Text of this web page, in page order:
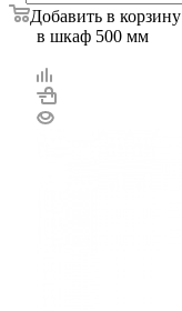
Добавить в корзину
в шкаф 500 мм